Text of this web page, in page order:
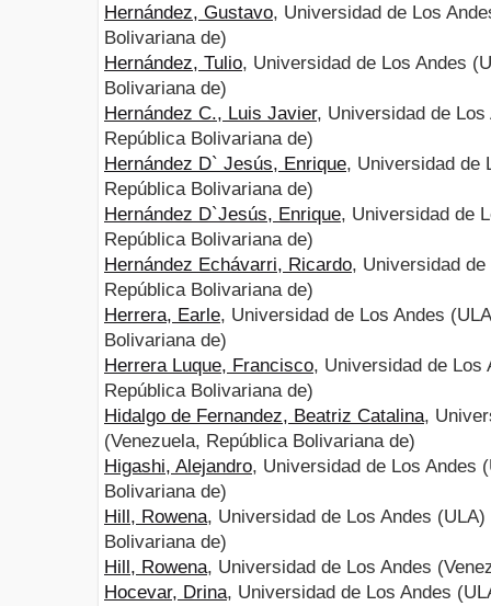
Hernández, Gustavo, Universidad de Los
Bolivariana de)
Hernández, Tulio, Universidad de Los Andes
Bolivariana de)
Hernández C., Luis Javier, Universidad de
República Bolivariana de)
Hernández D` Jesús, Enrique, Universidad de
República Bolivariana de)
Hernández D`Jesús, Enrique, Universidad de
República Bolivariana de)
Hernández Echávarri, Ricardo, Universidad
República Bolivariana de)
Herrera, Earle, Universidad de Los Andes
Bolivariana de)
Herrera Luque, Francisco, Universidad de Los
República Bolivariana de)
Hidalgo de Fernandez, Beatriz Catalina,
(Venezuela, República Bolivariana de)
Higashi, Alejandro, Universidad de Los Andes
Bolivariana de)
Hill, Rowena, Universidad de Los Andes
Bolivariana de)
Hill, Rowena, Universidad de Los Andes
Hocevar, Drina, Universidad de Los Andes